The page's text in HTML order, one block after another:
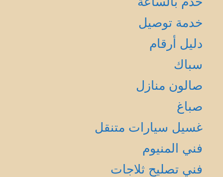
خدمة توصيل
دليل أرقام
سباك
صالون منازل
صباغ
غسيل سيارات متنقل
فني المنيوم
فني تصليح ثلاجات